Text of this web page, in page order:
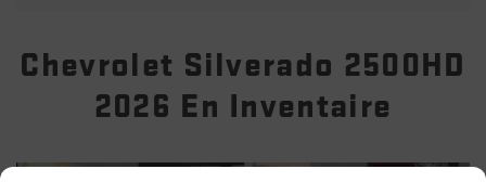
Chevrolet Silverado 2500HD
2026 En Inventaire